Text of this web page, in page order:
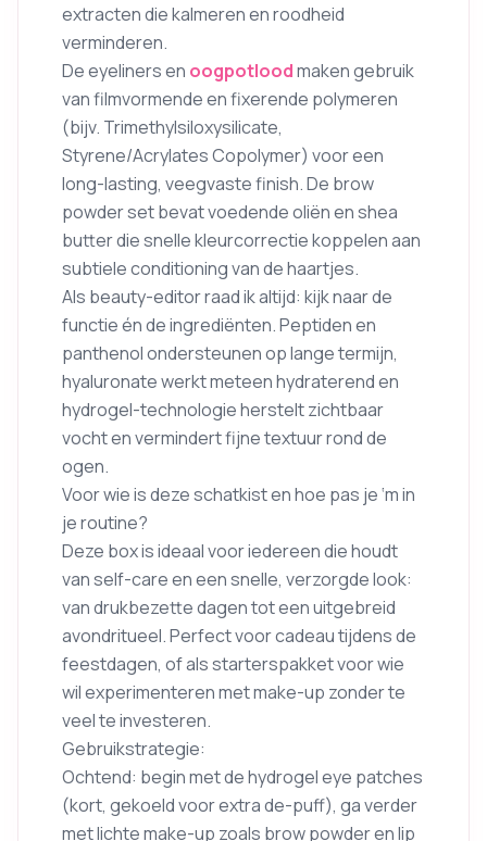
extracten die kalmeren en roodheid
verminderen.
De eyeliners en oogpotloodmaken gebruik
van filmvormende en fixerende polymeren
(bijv. Trimethylsiloxysilicate,
Styrene/Acrylates Copolymer) voor een
long-lasting, veegvaste finish. De brow
powder set bevat voedende oliën en shea
butter die snelle kleurcorrectie koppelen aan
subtiele conditioning van de haartjes.
Als beauty-editor raad ik altijd: kijk naar de
functie én de ingrediënten. Peptiden en
panthenol ondersteunen op lange termijn,
hyaluronate werkt meteen hydraterend en
hydrogel-technologie herstelt zichtbaar
vocht en vermindert fijne textuur rond de
ogen.
Voor wie is deze schatkist en hoe pas je ‘m in
je routine?
Deze box is ideaal voor iedereen die houdt
van self-care en een snelle, verzorgde look:
van drukbezette dagen tot een uitgebreid
avondritueel. Perfect voor cadeau tijdens de
feestdagen, of als starterspakket voor wie
wil experimenteren met make-up zonder te
veel te investeren.
Gebruikstrategie:
Ochtend: begin met de hydrogel eye patches
(kort, gekoeld voor extra de-puff), ga verder
met lichte make-up zoals brow powder en lip